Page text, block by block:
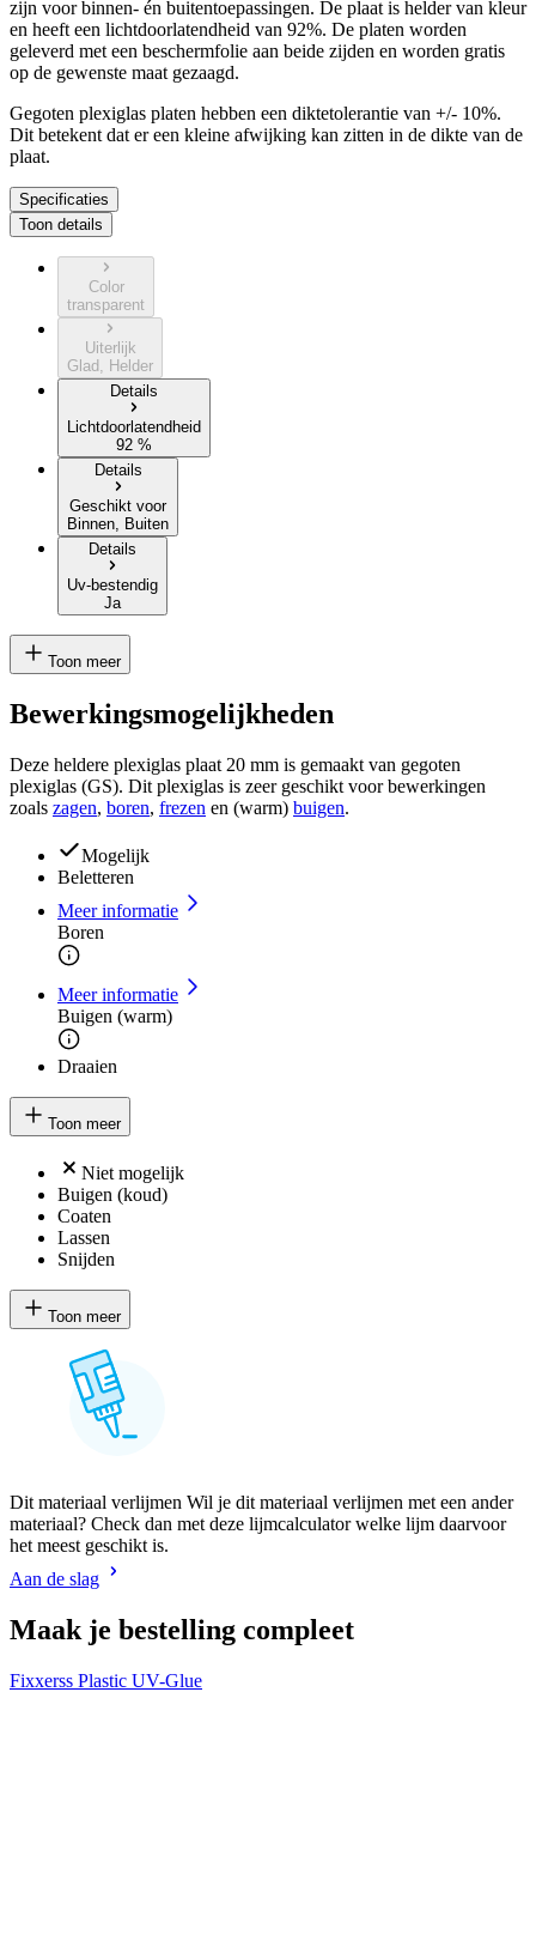
zijn voor binnen- én buitentoepassingen. De plaat is helder van kleur
en heeft een lichtdoorlatendheid van 92%. De platen worden
geleverd met een beschermfolie aan beide zijden en worden gratis
op de gewenste maat gezaagd.
Gegoten plexiglas platen hebben een diktetolerantie van +/- 10%.
Dit betekent dat er een kleine afwijking kan zitten in de dikte van de
plaat.
Specificaties
Toon details
Color
transparent
Uiterlijk
Glad, Helder
Details
Lichtdoorlatendheid
92 %
Details
Geschikt voor
Binnen, Buiten
Details
Uv-bestendig
Ja
Toon meer
Bewerkingsmogelijkheden
Deze heldere plexiglas plaat 20 mm is gemaakt van gegoten
plexiglas (GS). Dit plexiglas is zeer geschikt voor bewerkingen
zoals zagen, boren, frezen en (warm) buigen.
Mogelijk
Beletteren
Meer informatie
Boren
Meer informatie
Buigen (warm)
Draaien
Toon meer
Niet mogelijk
Buigen (koud)
Coaten
Lassen
Snijden
Toon meer
Dit materiaal verlijmen Wil je dit materiaal verlijmen met een ander
materiaal? Check dan met deze lijmcalculator welke lijm daarvoor
het meest geschikt is.
Aan de slag
Maak je bestelling compleet
Fixxerss Plastic UV-Glue